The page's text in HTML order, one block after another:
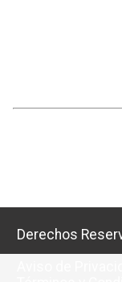
Derechos